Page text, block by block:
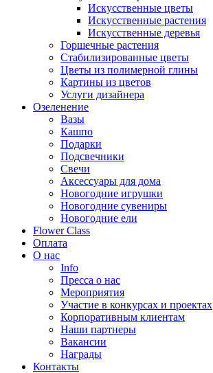
Искусственные цветы
Искусственные растения
Искусственные деревья
Горшечные растения
Стабилизированные цветы
Цветы из полимерной глины
Картины из цветов
Услуги дизайнера
Озеленение
Вазы
Кашпо
Подарки
Подсвечники
Свечи
Аксессуары для дома
Новогодние игрушки
Новогодние сувениры
Новогодние ели
Flower Class
Оплата
О нас
Info
Пресса о нас
Мероприятия
Участие в конкурсах и проектах
Корпоративным клиентам
Наши партнеры
Вакансии
Награды
Контакты